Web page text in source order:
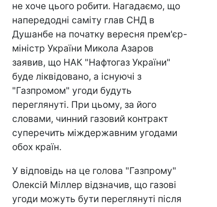
не хоче цього робити. Нагадаємо, що
напередодні саміту глав СНД в
Душанбе на початку вересня прем'єр-
міністр України Микола Азаров
заявив, що НАК "Нафтогаз України"
буде ліквідовано, а існуючі з
"Газпромом" угоди будуть
переглянуті. При цьому, за його
словами, чинний газовий контракт
суперечить міждержавним угодами
обох країн.
У відповідь на це голова "Газпрому"
Олексій Міллер відзначив, що газові
угоди можуть бути переглянуті після